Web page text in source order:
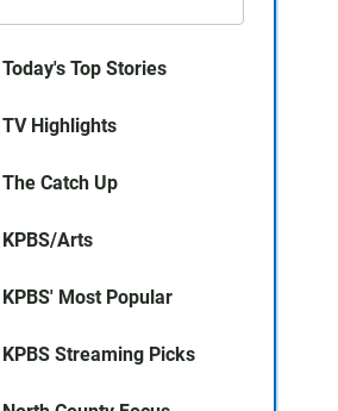
Today's Top Stories
TV Highlights
The Catch Up
KPBS/Arts
KPBS' Most Popular
KPBS Streaming Picks